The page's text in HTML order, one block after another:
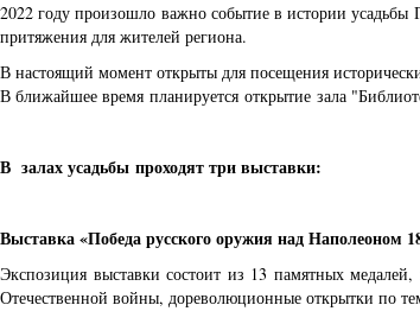
2022 году произошло важно событие в истории усадьбы
притяжения для жителей региона.
В настоящий момент открыты для посещения
В ближайшее время планируется открытие зала
В залах усадьбы проходят три выставки:
Выставка «Победа русского оружия над
Экспозиция выставки состоит из 13 памятных
Отечественной войны, дореволюционные открытки по